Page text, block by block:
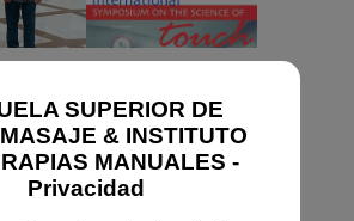
SUPERIOR DE
& INSTITUTO
MANUALES -
Privacidad